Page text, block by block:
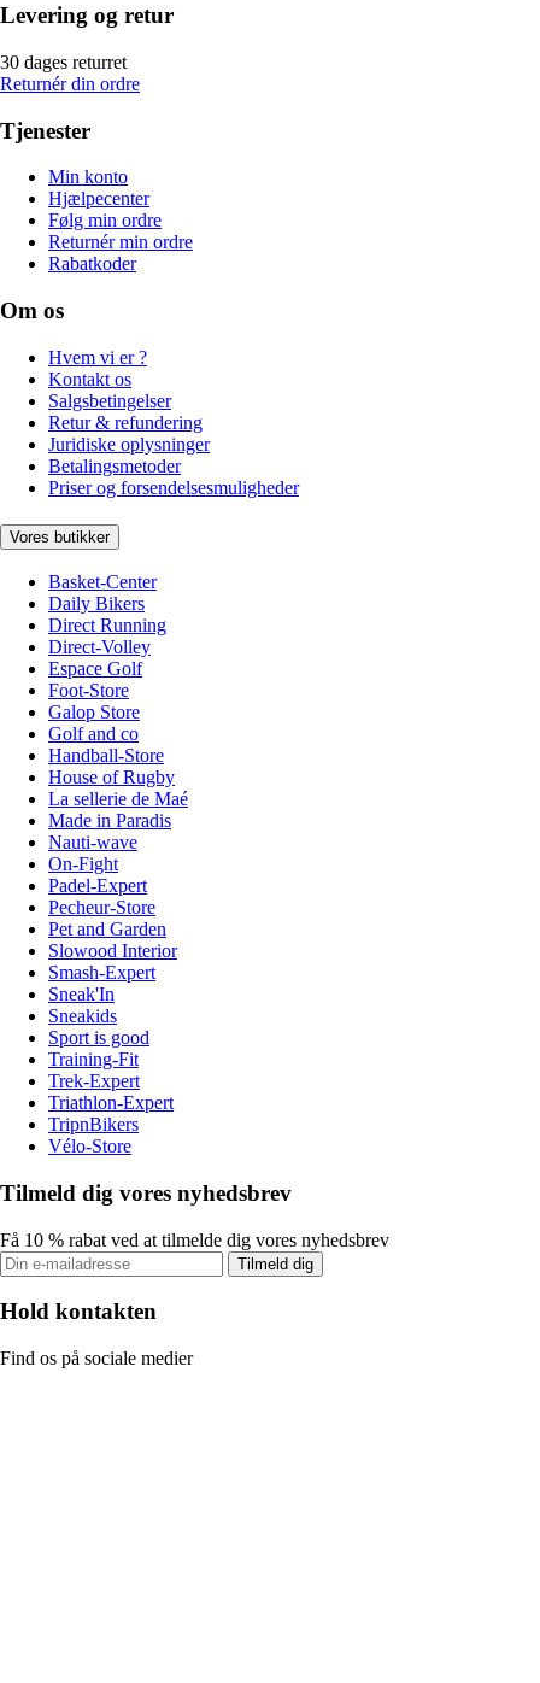
Levering og retur
30 dages returret
Returnér din ordre
Tjenester
Min konto
Hjælpecenter
Følg min ordre
Returnér min ordre
Rabatkoder
Om os
Hvem vi er ?
Kontakt os
Salgsbetingelser
Retur & refundering
Juridiske oplysninger
Betalingsmetoder
Priser og forsendelsesmuligheder
Vores butikker
Basket-Center
Daily Bikers
Direct Running
Direct-Volley
Espace Golf
Foot-Store
Galop Store
Golf and co
Handball-Store
House of Rugby
La sellerie de Maé
Made in Paradis
Nauti-wave
On-Fight
Padel-Expert
Pecheur-Store
Pet and Garden
Slowood Interior
Smash-Expert
Sneak'In
Sneakids
Sport is good
Training-Fit
Trek-Expert
Triathlon-Expert
TripnBikers
Vélo-Store
Tilmeld dig vores nyhedsbrev
Få 10 % rabat ved at tilmelde dig vores nyhedsbrev
Tilmeld dig
Hold kontakten
Find os på sociale medier